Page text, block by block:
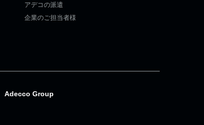
アデコの派遣
企業のご担当者様
Adecco Group